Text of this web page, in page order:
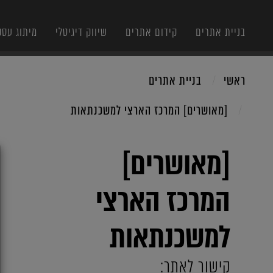
בניית אתרים קידום אתרים שיווק דיגיטלי מיתוג
ראשי
בניית אתרים
[מאושרים] המרכז הארצי למשכנתאות
[מאושרים]
המרכז הארצי
למשכנתאות
קישור לאתר: